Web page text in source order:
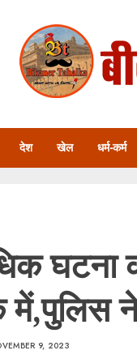
देश खेल धर्म-कर्म
में,पुलिस
9, 2023